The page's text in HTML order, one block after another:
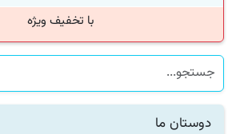
با تخفیف ویژه
دوستان ما